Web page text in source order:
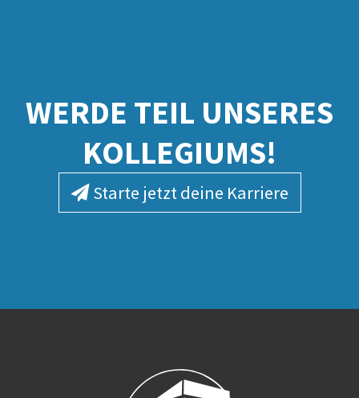
WERDE TEIL UNSERES
KOLLEGIUMS!
Starte jetzt deine Karriere